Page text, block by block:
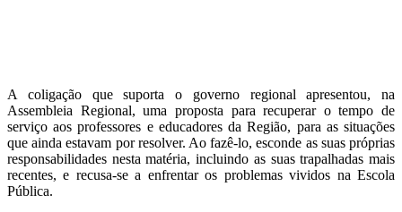
A coligação que suporta o governo regional apresentou, na
Assembleia Regional, uma proposta para recuperar o tempo de
serviço aos professores e educadores da Região, para as situações
que ainda estavam por resolver. Ao fazê-lo, esconde as suas próprias
responsabilidades nesta matéria, incluindo as suas trapalhadas mais
recentes, e recusa-se a enfrentar os problemas vividos na Escola
Pública.